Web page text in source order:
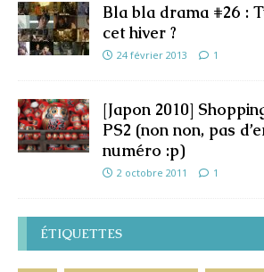
Bla bla drama #26 :
cet hiver ?
24 février 2013 1
[Japon 2010]
PS2 (non non, pas
numéro :p)
2 octobre 2011 1
ÉTIQUETTES